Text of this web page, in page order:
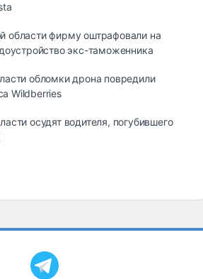
области фирму оштрафовали на
экс-таможенника
обломки дрона повредили
Wildberries
осудят водителя, погубившего